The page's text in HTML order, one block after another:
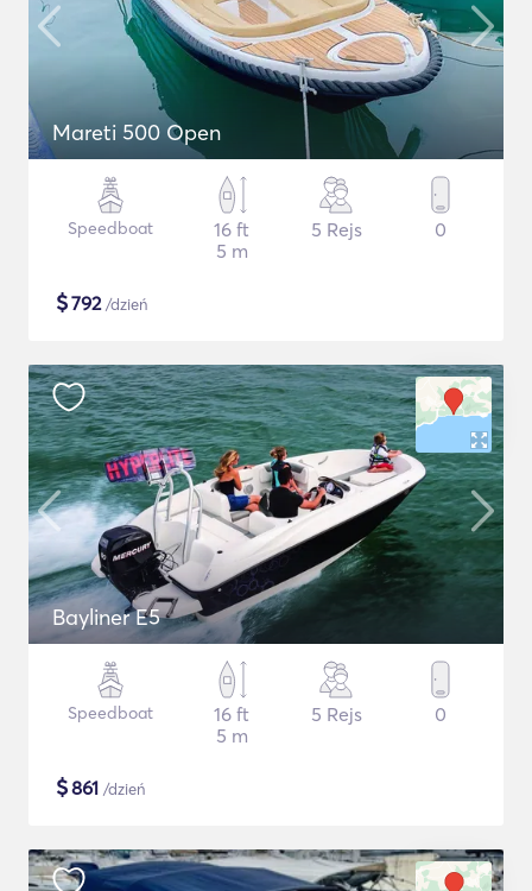
Mareti 500 Open
Speedboat
16 ft
5 m
5 Rejs 0
$792/dzień
Bayliner E5
Speedboat
16 ft
5 m
5 Rejs 0
$861 /dzień